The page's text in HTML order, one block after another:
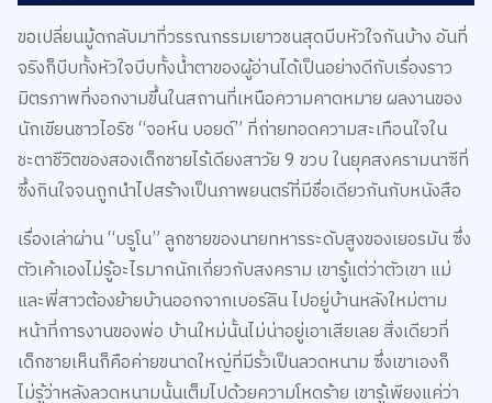
ขอเปลี่ยนมู้ดกลับมาที่วรรณกรรมเยาวชนสุดบีบหัวใจกันบ้าง อันที่
จริงก็บีบทั้งหัวใจบีบทั้งน้ำตาของผู้อ่านได้เป็นอย่างดีกับเรื่องราว
มิตรภาพที่งอกงามขึ้นในสถานที่เหนือความคาดหมาย ผลงานของ
นักเขียนชาวไอริช “จอห์น บอยด์” ที่ถ่ายทอดความสะเทือนใจใน
ชะตาชีวิตของสองเด็กชายไร้เดียงสาวัย 9 ขวบ ในยุคสงครามนาซีที่
ซึ้งกินใจจนถูกนำไปสร้างเป็นภาพยนตร์ที่มีชื่อเดียวกันกับหนังสือ
เรื่องเล่าผ่าน “บรูโน” ลูกชายของนายทหารระดับสูงของเยอรมัน ซึ่ง
ตัวเค้าเองไม่รู้อะไรมากนักเกี่ยวกับสงคราม เขารู้แต่ว่าตัวเขา แม่
และพี่สาวต้องย้ายบ้านออกจากเบอร์ลิน ไปอยู่บ้านหลังใหม่ตาม
หน้าที่การงานของพ่อ บ้านใหม่นั้นไม่น่าอยู่เอาเสียเลย สิ่งเดียวที่
เด็กชายเห็นก็คือค่ายขนาดใหญ่ที่มีรั้วเป็นลวดหนาม ซึ่งเขาเองก็
ไม่รู้ว่าหลังลวดหนามนั้นเต็มไปด้วยความโหดร้าย เขารู้เพียงแค่ว่า